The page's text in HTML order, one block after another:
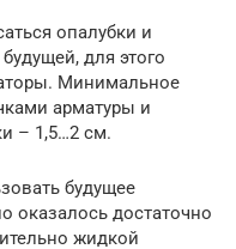
опалубки и
для этого
Минимальное
арматуры и
– 1,5…2 см.
будущее
оказалось достаточно
жидкой